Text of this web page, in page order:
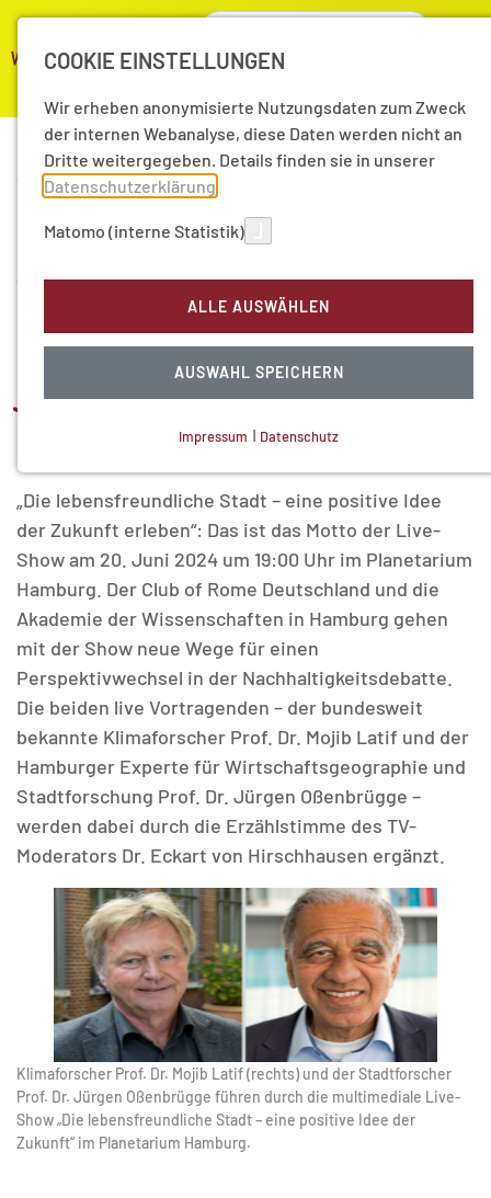
10.06.2024 | Aktuelle Nachrichten
Multimediale Live-Show
mit Klimaforscher Mojib
Latif und Stadtforscher
Jürgen Oßenbrügge im
Planetarium Hamburg
„Die lebensfreundliche Stadt – eine positive Idee
der Zukunft erleben“: Das ist das Motto der Live-
Show am 20. Juni 2024 um 19:00 Uhr im Planetarium
Hamburg. Der Club of Rome Deutschland und die
Akademie der Wissenschaften in Hamburg gehen
mit der Show neue Wege für einen
Perspektivwechsel in der Nachhaltigkeitsdebatte.
Die beiden live Vortragenden – der bundesweit
bekannte Klimaforscher Prof. Dr. Mojib Latif und der
Hamburger Experte für Wirtschaftsgeographie und
Stadtforschung Prof. Dr. Jürgen Oßenbrügge –
werden dabei durch die Erzählstimme des TV-
Moderators Dr. Eckart von Hirschhausen ergänzt.
Klimaforscher Prof. Dr. Mojib Latif (rechts) und der Stadtforscher
Prof. Dr. Jürgen Oßenbrügge führen durch die multimediale Live-
Show „Die lebensfreundliche Stadt – eine positive Idee der
Zukunft“ im Planetarium Hamburg.
COOKIE EINSTELLUNGEN
Wir erheben anonymisierte Nutzungsdaten zum Zweck
der internen Webanalyse, diese Daten werden nicht an
Dritte weitergegeben. Details finden sie in unserer
Datenschutzerklärung
Matomo (interne Statistik)
ALLE AUSWÄHLEN
AUSWAHL SPEICHERN
MATOMO (INTERNE STATISTIK)
Statistik Cookies erfassen Informationen anonym.
Diese Informationen helfen uns zu verstehen, wie
unsere Besucher unsere Website nutzen.
Matomo
Impressum | Datenschutz